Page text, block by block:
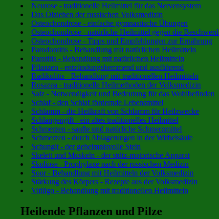
Neurose - traditionelle Heilmittel für das Nervensystem
Das Ölziehen der russischen Volksmedizin
Osteochondrose - einfache gymnastische Übungen
Osteochondrose - natürliche Heilmittel gegen die
Osteochondrose - Tipps und Empfehlungen zur Ernährung
Parodontitis - Behandlung mit natürlichen Heilmitteln
Parotitis - Behandlung mit natürlichen Heilmitteln
Pflanzen - entzündungshemmend und ausführend
Radikulitis - Behandlung mit traditionellen Heilmitteln
Rosazea - traditionelle Heilmethoden der Volksmedizin
Salz - Notwendigkeit und Bedeutung für das Wohlbefinden
Schlaf - den Schlaf fördernde Lebensmittel
Schlamm - die Heilkraft von Schlamm für Heilzwecke
Schlangengift - ein altes traditionelles Heilmittel
Schmerzen - sanfte und natürliche Schmerzmittel
Schmerzen - durch Ablagerungen in der Wirbelsäule
Schungit - der geheimnisvolle Stein
Skelett und Muskeln - der stütz-motorische Apparat
Skoliose - Prophylaxe nach der russischen Medizin
Soor - Behandlung mit Heilmitteln der Volksmedizin
Stärkung des Körpers - Rezepte aus der Volksmedizin
Vitiligo - Behandlung mit traditionellen Heilmitteln
Heilende Pflanzen und Pilze